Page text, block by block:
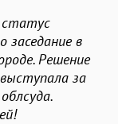
статус
заседание в
Решение
за